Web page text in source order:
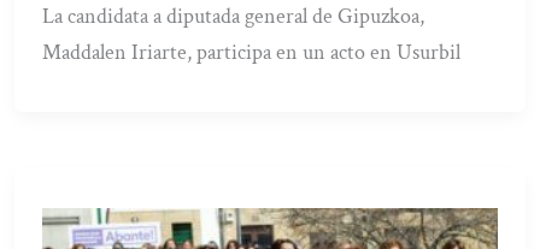
La candidata a diputada general de Gipuzkoa,
Maddalen Iriarte, participa en un acto en Usurbil